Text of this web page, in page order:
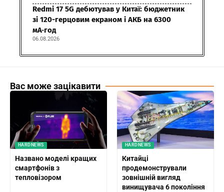
Redmi 17 5G дебютував у Китаї: бюджетник
зі 120-герцовим екраном і АКБ на 6300
мА·год
06.08.2026
Вас може зацікавити
HARDNEWS
Названо моделі кращих
смартфонів з
тепловізором
HARDNEWS
Китайці
продемонстрували
зовнішній вигляд
винищувача 6 покоління